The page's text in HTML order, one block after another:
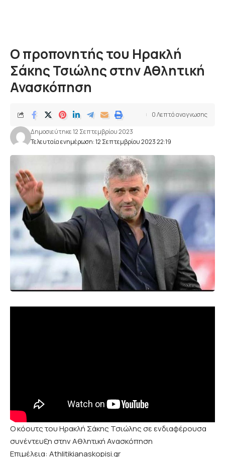
Ο προπονητής του Ηρακλή
Σάκης Τσιώλης στην Αθλητική
Ανασκόπηση
Τελευταία ενημέρωση: 12 Σεπτεμβρίου 2023 22:19
Δημοσιεύτηκε 12 Σεπτεμβρίου 2023
0 Λεπτά αναγνωσης
Ο κόουτς του Ηρακλή Σάκης Τσιώλης σε ενδιαφέρουσα
συνέντευξη στην Αθλητική Ανασκόπηση
Επιμέλεια: Athlitikianaskopisi.gr